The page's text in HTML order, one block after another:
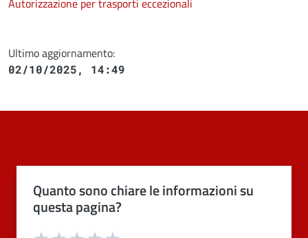
Autorizzazione per trasporti eccezionali
Ultimo aggiornamento:
02/10/2025, 14:49
Quanto sono chiare le informazioni su
questa pagina?